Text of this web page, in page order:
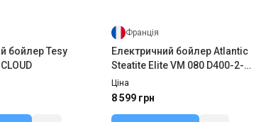
бойлер Tesy
Франція
Електричний бойлер Atlantic
Steatite Elite VM 080 D400-2-
BC (1500W)
Ціна
8 599 грн